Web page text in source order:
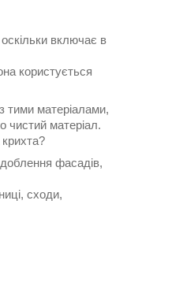
включає в
користується
тими матеріалами,
чистий матеріал.
фасадів,
сходи,